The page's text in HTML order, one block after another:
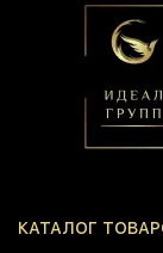
КАТАЛОГ